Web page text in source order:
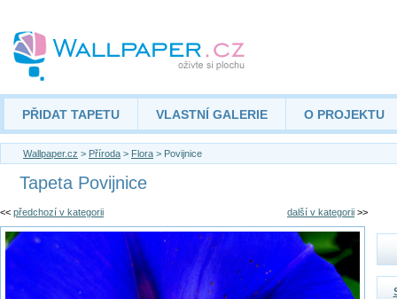
PŘIDAT TAPETU VLASTNÍ GALERIE O PROJEKTU
Wallpaper.cz > Příroda > Flora > Povijnice
Tapeta Povijnice
<< předchozí v kategorii další v kategorii >>